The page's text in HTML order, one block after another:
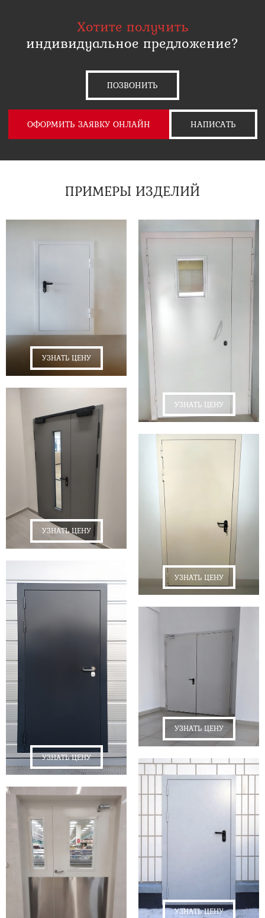
Хотите получить
индивидуальное предложение?
ПОЗВОНИТЬ
ОФОРМИТЬ ЗАЯВКУ ОНЛАЙН НАПИСАТЬ
ПРИМЕРЫ ИЗДЕЛИЙ
УЗНАТЬ ЦЕНУ
УЗНАТЬ ЦЕНУ
УЗНАТЬ ЦЕНУ
УЗНАТЬ ЦЕНУ
УЗНАТЬ ЦЕНУ
УЗНАТЬ ЦЕНУ
УЗНАТЬ ЦЕНУ